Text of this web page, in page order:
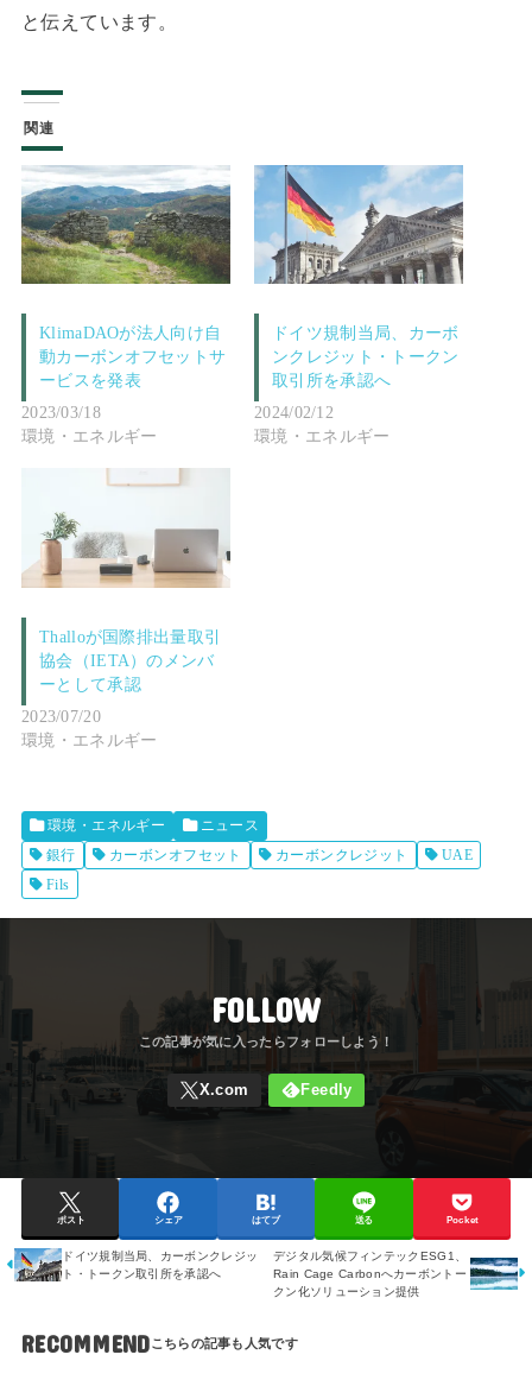
と伝えています。
関連
KlimaDAOが法人向け自
動カーボンオフセットサ
ービスを発表
2023/03/18
環境・エネルギー
ドイツ規制当局、カーボ
ンクレジット・トークン
取引所を承認へ
2024/02/12
環境・エネルギー
Thalloが国際排出量取引
協会（IETA）のメンバ
ーとして承認
2023/07/20
環境・エネルギー
環境・エネルギー
ニュース
銀行
カーボンオフセット カーボンクレジット
UAE
Fils
FOLLOW
ポスト シェア はてブ 送る Pocket
ドイツ規制当局、カーボンクレジッ
ト・トークン取引所を承認へ
デジタル気候フィンテックESG1、
Rain Cage Carbonへカーボントー
クン化ソリューション提供
RECOMMEND